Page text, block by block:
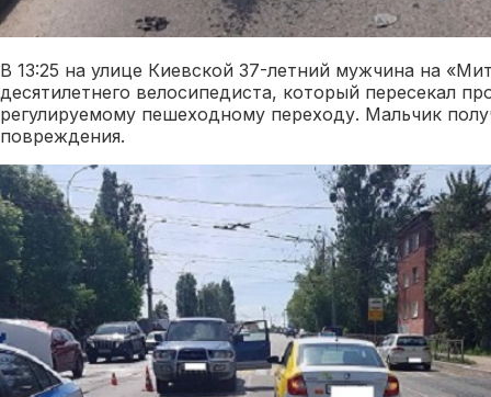
В 13:25 на улице Киевской 37-летний мужчина на
десятилетнего велосипедиста, который пересекал
регулируемому пешеходному переходу. Мальчик
повреждения.